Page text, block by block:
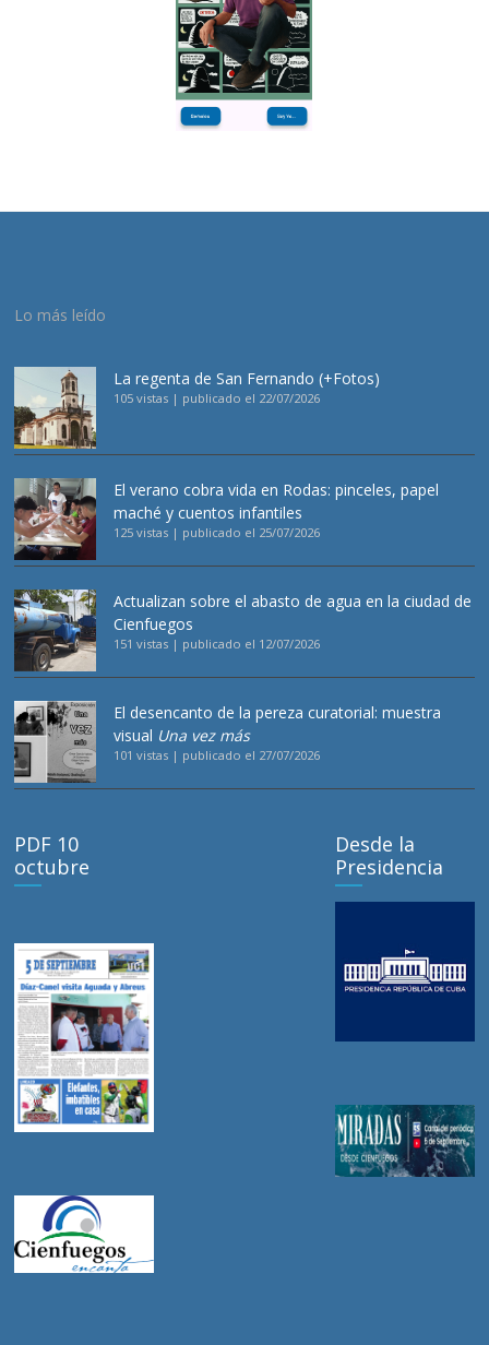
Lo más leído
La regenta de San Fernando (+Fotos)
105 vistas | publicado el 22/07/2026
El verano cobra vida en Rodas: pinceles, papel
maché y cuentos infantiles
125 vistas | publicado el 25/07/2026
Actualizan sobre el abasto de agua en la ciudad de
Cienfuegos
151 vistas | publicado el 12/07/2026
El desencanto de la pereza curatorial: muestra
visual Una vez más
101 vistas | publicado el 27/07/2026
PDF 10
octubre
Desde la
Presidencia